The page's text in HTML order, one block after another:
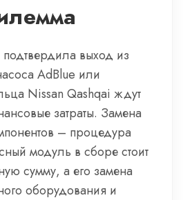
выход из
AdBlue или
Nissan Qashqai ждут
затраты. Замена
– процедура
модуль в сборе стоит
сумму, а его замена
оборудования и